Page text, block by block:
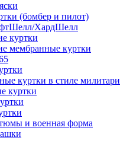
(бомбер и пилот)
ХардШелл
куртки
мембранные куртки
куртки в стиле милитари
куртки
и военная форма